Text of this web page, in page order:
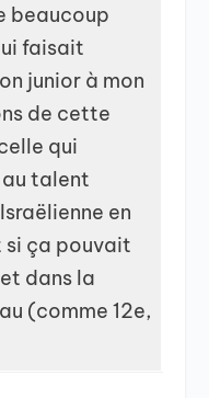
beaucoup
faisait
junior à mon
de cette
qui
talent
en
si ça pouvait
dans la
(comme 12e,